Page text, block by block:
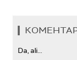
Da, ali...